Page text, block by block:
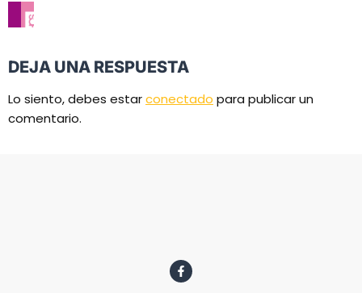
DEJA UNA RESPUESTA
Lo siento, debes estarconectado para publicar un
comentario.